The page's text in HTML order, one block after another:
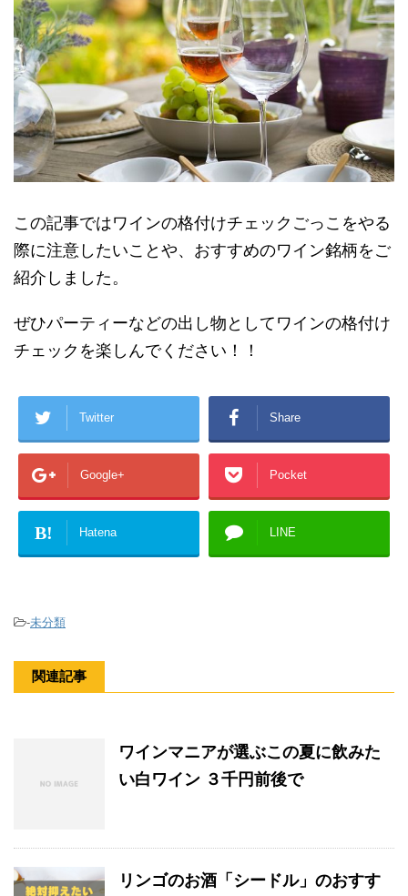
この記事ではワインの格付けチェックごっこをやる
際に注意したいことや、おすすめのワイン銘柄をご
紹介しました。
ぜひパーティーなどの出し物としてワインの格付け
チェックを楽しんでください！！
Twitter Share
Google+ Pocket
B! Hatena LINE
-未分類
関連記事
ワインマニアが選ぶこの夏に飲みた
い白ワイン ３千円前後で
リンゴのお酒「シードル」のおすす